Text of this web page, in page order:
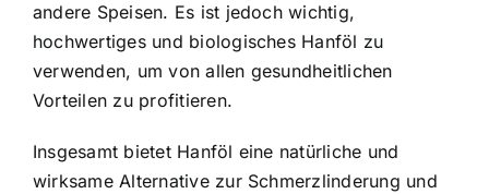
andere Speisen. Es ist jedoch wichtig,
hochwertiges und biologisches Hanföl zu
verwenden, um von allen gesundheitlichen
Vorteilen zu profitieren.
Insgesamt bietet Hanföl eine natürliche und
wirksame Alternative zur Schmerzlinderung und